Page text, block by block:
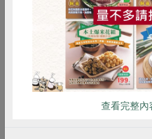
雞蛋 食安 共同
查看完整內